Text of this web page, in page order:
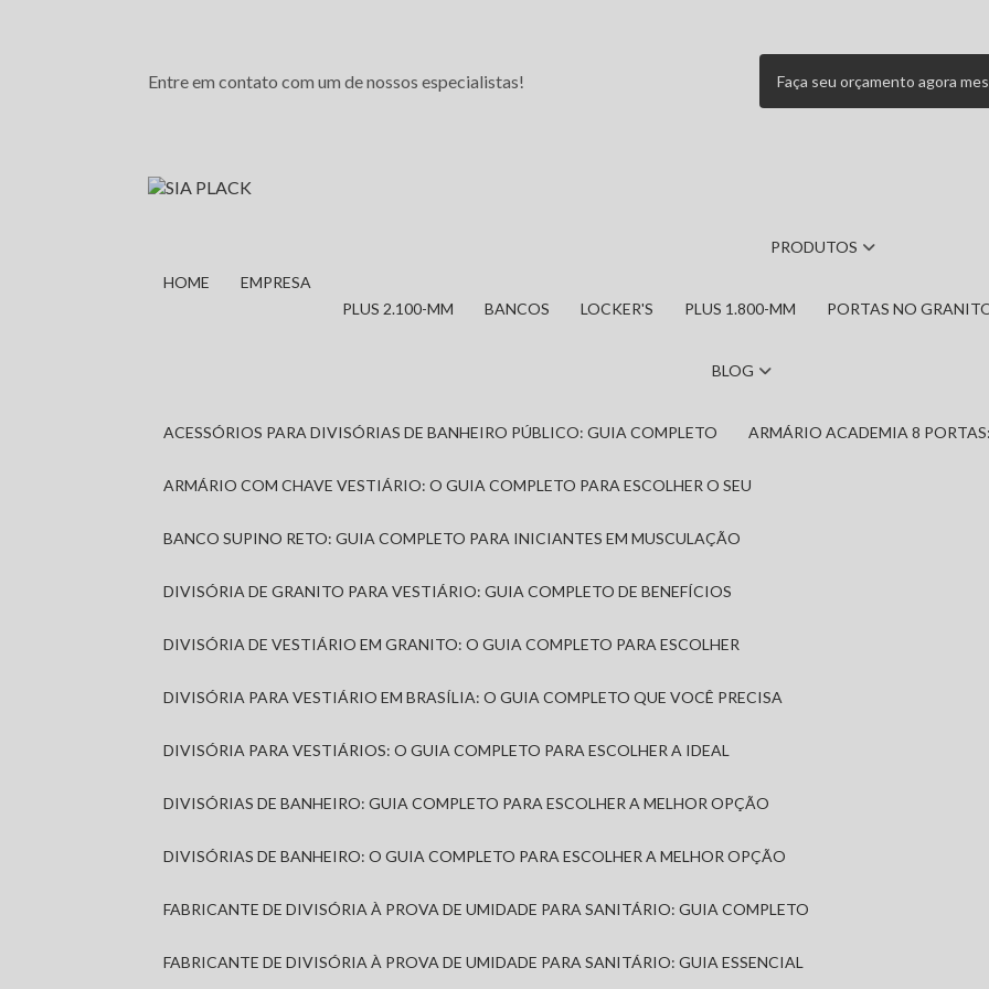
Entre em contato com um de nossos especialistas! Faça seu orçamento agora
HOME EMPRESA
PRODUTOS
PLUS 2.100-MM BANCOS LOCKER'S PLUS 1.800-MM PORTAS NO
BLOG
ACESSÓRIOS PARA DIVISÓRIAS DE BANHEIRO PÚBLICO: GUIA COMPLETO ARMÁRIO ACADEMIA 8
ARMÁRIO COM CHAVE VESTIÁRIO: O GUIA COMPLETO PARA ESCOLHER O SEU
BANCO SUPINO RETO: GUIA COMPLETO PARA INICIANTES EM MUSCULAÇÃO
DIVISÓRIA DE GRANITO PARA VESTIÁRIO: GUIA COMPLETO DE BENEFÍCIOS
DIVISÓRIA DE VESTIÁRIO EM GRANITO: O GUIA COMPLETO PARA ESCOLHER
DIVISÓRIA PARA VESTIÁRIO EM BRASÍLIA: O GUIA COMPLETO QUE VOCÊ PRECISA
DIVISÓRIA PARA VESTIÁRIOS: O GUIA COMPLETO PARA ESCOLHER A IDEAL
DIVISÓRIAS DE BANHEIRO: GUIA COMPLETO PARA ESCOLHER A MELHOR OPÇÃO
DIVISÓRIAS DE BANHEIRO: O GUIA COMPLETO PARA ESCOLHER A MELHOR OPÇÃO
FABRICANTE DE DIVISÓRIA À PROVA DE UMIDADE PARA SANITÁRIO: GUIA COMPLETO
FABRICANTE DE DIVISÓRIA À PROVA DE UMIDADE PARA SANITÁRIO: GUIA ESSENCIAL